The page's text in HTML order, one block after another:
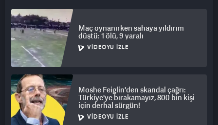
Maç oynanırken sahaya yıldırım
düştü: 1 ölü, 9 yaralı
VIDEOYU İZLE
Moshe Feiglin'den skandal çağrı:
Türkiye'ye bırakamayız, 800 bin kişi
için derhal sürgün!
VIDEOYU İZLE